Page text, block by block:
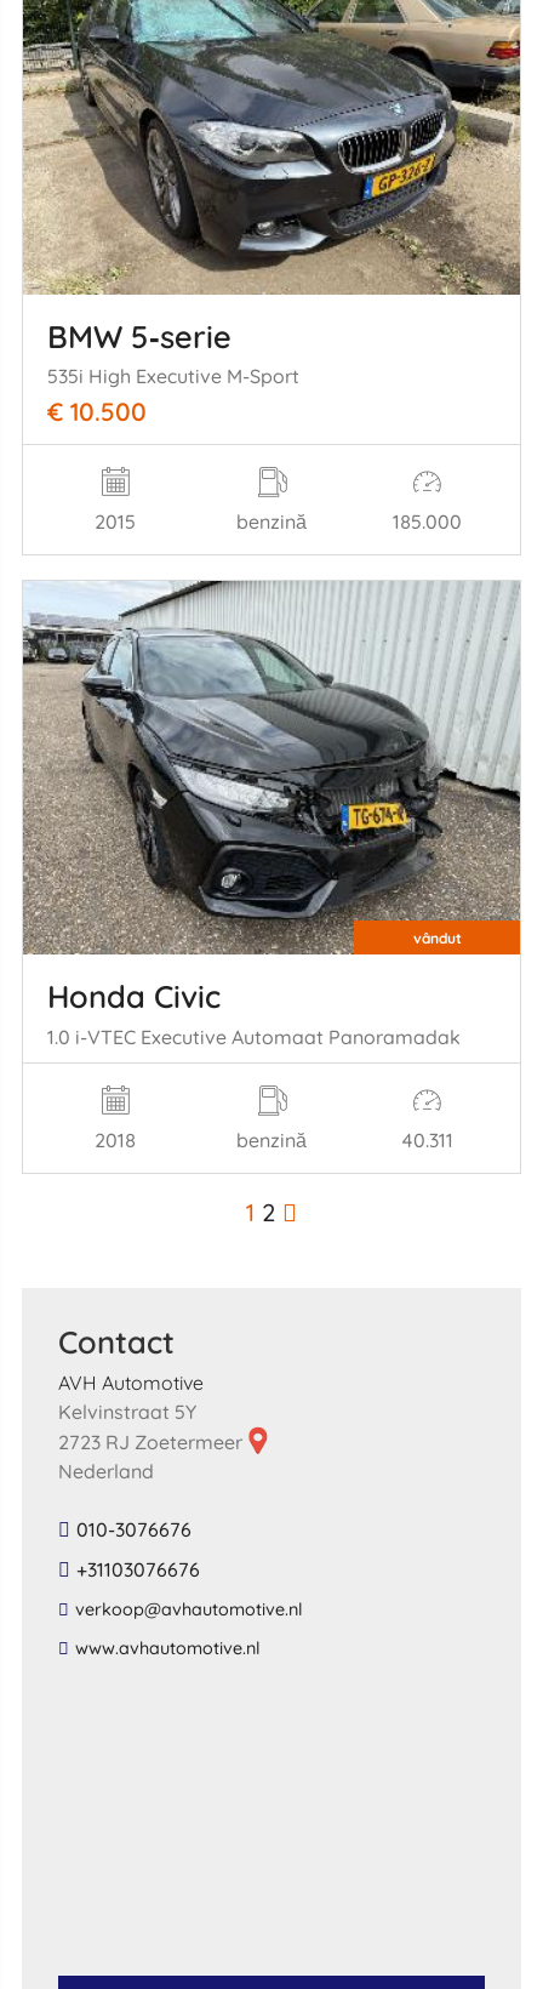
BMW 5‑serie
535i High Executive M-Sport
€ 10.500
2015 benzină 185.000
vândut
Honda Civic
1.0 i-VTEC Executive Automaat Panoramadak
2018 benzină 40.311
1 2
Contact
AVH Automotive
Kelvinstraat 5Y
2723 RJ Zoetermeer
Nederland
010-3076676
+31103076676
​verkoop​@​avhautomotive​.​nl​
​www​.​avhautomotive​.​nl​